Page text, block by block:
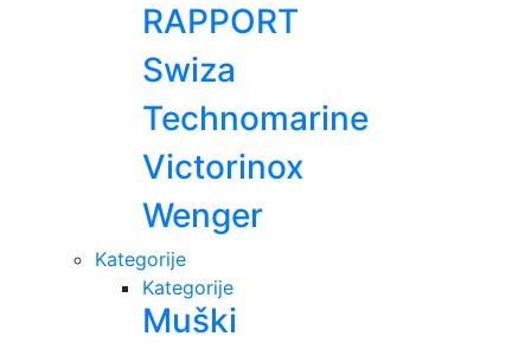
RAPPORT
Swiza
Technomarine
Victorinox
Wenger
Kategorije
Kategorije
Muški